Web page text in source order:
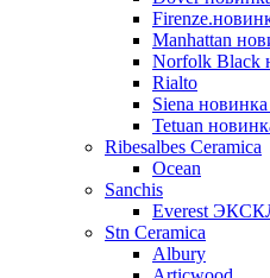
Manhattan
Norfolk Black
Rialto
Siena
Tetuan
Ribesalbes Ceramica
Ocean
Sanchis
Everest
Stn Ceramica
Albury